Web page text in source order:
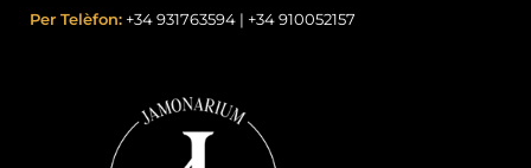
Per Telèfon: +34 931763594 | +34 910052157